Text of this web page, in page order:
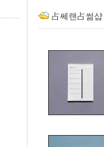
占쎄랜占썲샵